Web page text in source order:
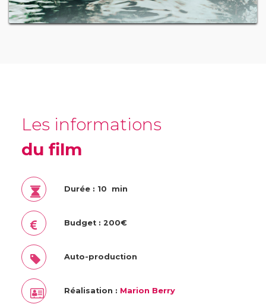
Les informations
du film
Durée : 10 min
Budget : 200€
Auto-production
Réalisation : Marion Berry